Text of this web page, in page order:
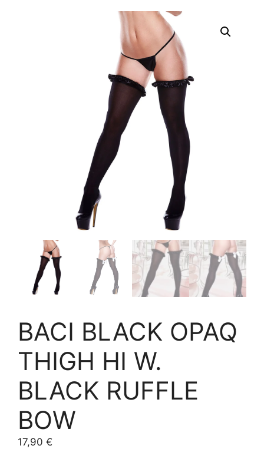
BACI BLACK OPAQ
THIGH HI W.
BLACK RUFFLE
BOW
17,90 €